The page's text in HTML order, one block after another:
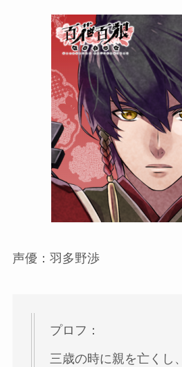
声優：羽多野渉
プロフ：
三歳の時に親を亡くし